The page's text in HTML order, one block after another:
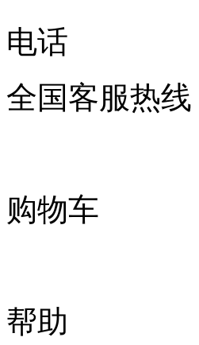
电话
全国客服热线
购物车
帮助